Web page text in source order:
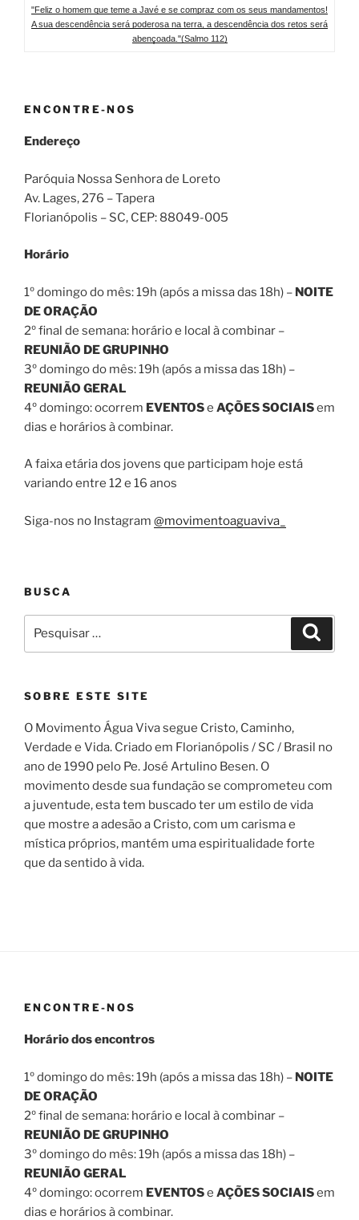
"Feliz o homem que teme a Javé e se compraz com os seus mandamentos!
A sua descendência será poderosa na terra, a descendência dos retos será
abençoada."(Salmo 112)
ENCONTRE-NOS
Endereço
Paróquia Nossa Senhora de Loreto
Av. Lages, 276 – Tapera
Florianópolis – SC, CEP: 88049-005
Horário
1º domingo do mês: 19h (após a missa das 18h) – NOITE
DE ORAÇÃO
2º final de semana: horário e local à combinar –
REUNIÃO DE GRUPINHO
3º domingo do mês: 19h (após a missa das 18h) –
REUNIÃO GERAL
4º domingo: ocorrem EVENTOSe AÇÕES SOCIAISem
dias e horários à combinar.
A faixa etária dos jovens que participam hoje está
variando entre 12 e 16 anos
Siga-nos no Instagram @movimentoaguaviva_
BUSCA
por:
SOBRE ESTE SITE
O Movimento Água Viva segue Cristo, Caminho,
Verdade e Vida. Criado em Florianópolis / SC / Brasil no
ano de 1990 pelo Pe. José Artulino Besen. O
movimento desde sua fundação se comprometeu com
a juventude, esta tem buscado ter um estilo de vida
que mostre a adesão a Cristo, com um carisma e
mística próprios, mantém uma espiritualidade forte
que da sentido à vida.
ENCONTRE-NOS
Horário dos encontros
1º domingo do mês: 19h (após a missa das 18h) – NOITE
DE ORAÇÃO
2º final de semana: horário e local à combinar –
REUNIÃO DE GRUPINHO
3º domingo do mês: 19h (após a missa das 18h) –
REUNIÃO GERAL
4º domingo: ocorrem EVENTOSe AÇÕES SOCIAISem
dias e horários à combinar.